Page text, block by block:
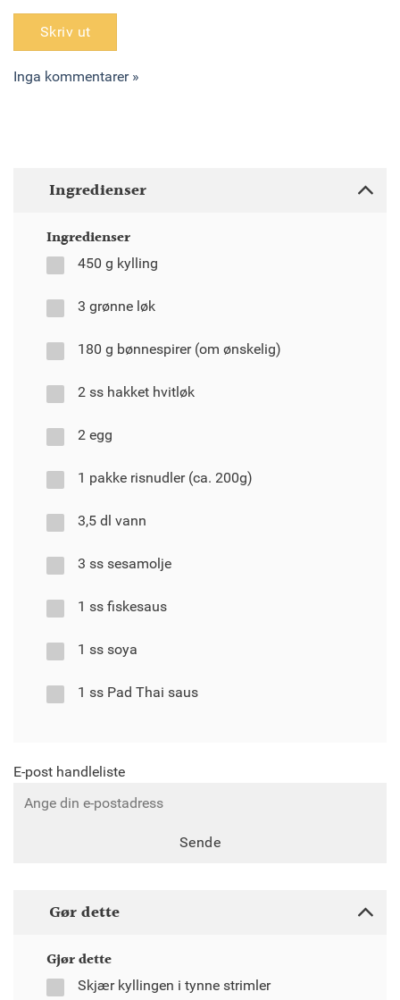
Skriv ut
Inga kommentarer »
Ingredienser
Ingredienser
450 g kylling
3 grønne løk
180 g bønnespirer (om ønskelig)
2 ss hakket hvitløk
2 egg
1 pakke risnudler (ca. 200g)
3,5 dl vann
3 ss sesamolje
1 ss fiskesaus
1 ss soya
1 ss Pad Thai saus
E-post handleliste
Sende
Gør dette
Gjør dette
Skjær kyllingen i tynne strimler